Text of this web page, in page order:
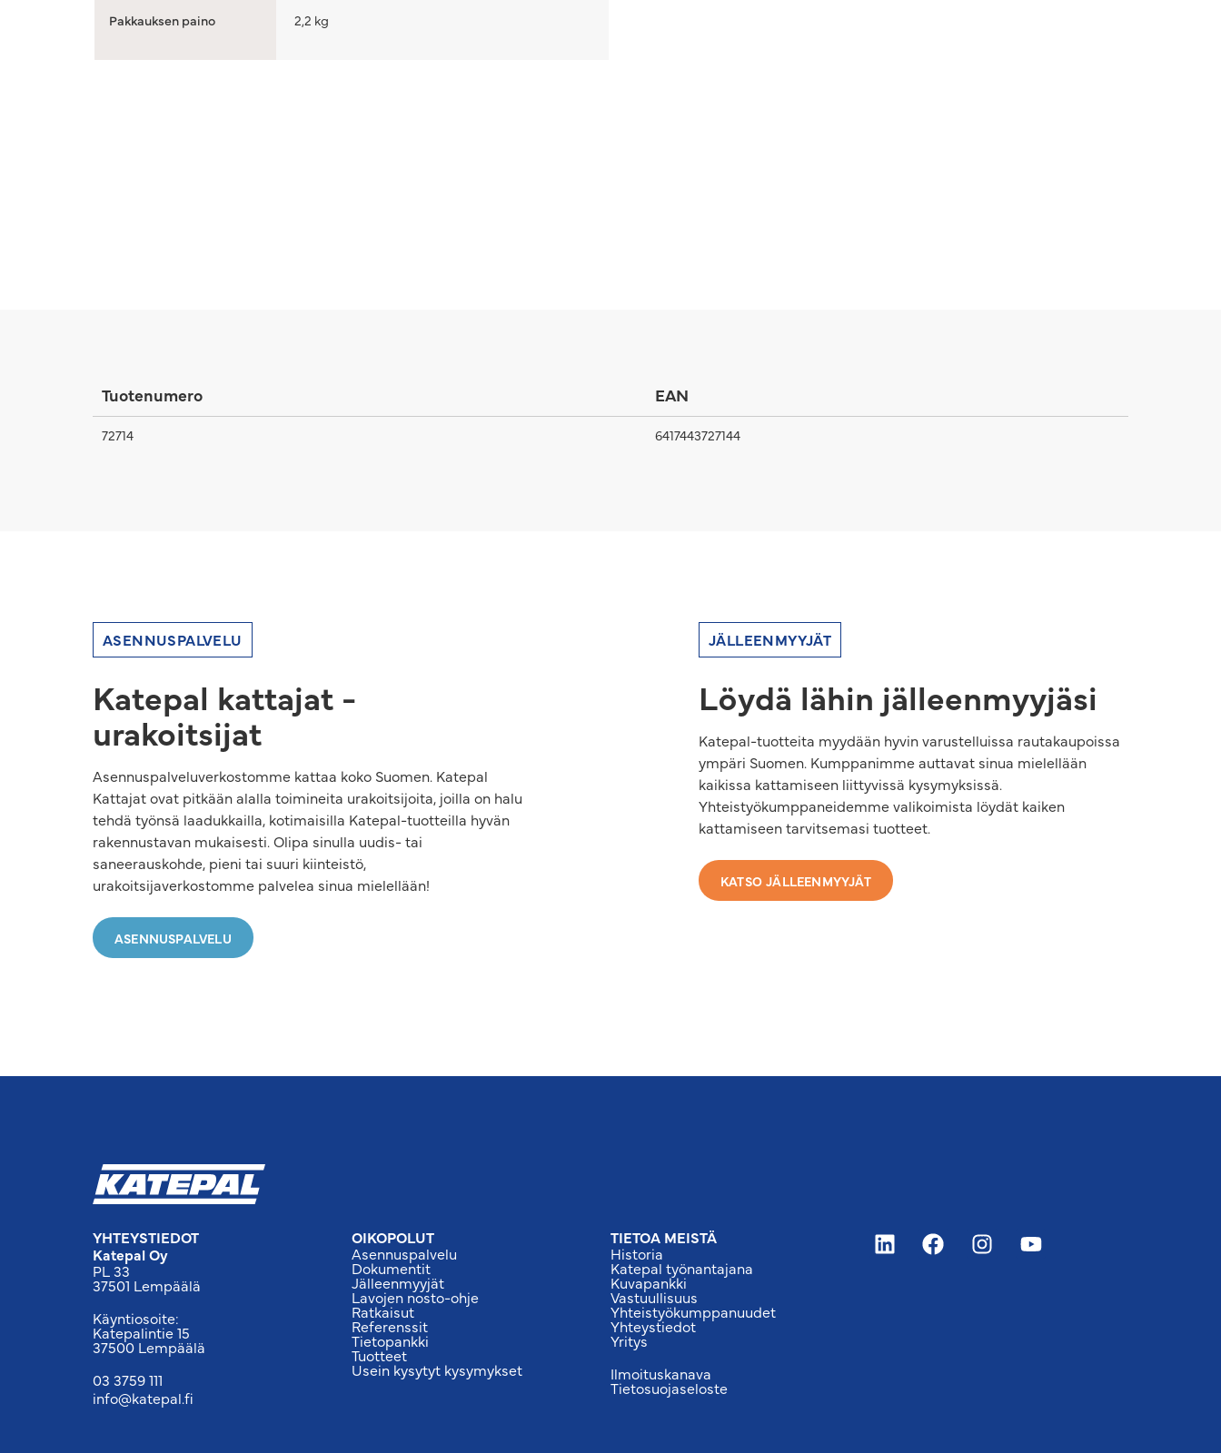
Pakkauksen paino 2,2 kg
Tuotenumero EAN
72714 6417443727144
ASENNUSPALVELU
Katepal kattajat -
urakoitsijat
Asennuspalveluverkostomme kattaa koko Suomen. Katepal
Kattajat ovat pitkään alalla toimineita urakoitsijoita, joilla on halu
tehdä työnsä laadukkailla, kotimaisilla Katepal-tuotteilla hyvän
rakennustavan mukaisesti. Olipa sinulla uudis- tai
saneerauskohde, pieni tai suuri kiinteistö,
urakoitsijaverkostomme palvelea sinua mielellään!
ASENNUSPALVELU
JÄLLEENMYYJÄT
Löydä lähin jälleenmyyjäsi
Katepal-tuotteita myydään hyvin varustelluissa rautakaupoissa
ympäri Suomen. Kumppanimme auttavat sinua mielellään
kaikissa kattamiseen liittyvissä kysymyksissä.
Yhteistyökumppaneidemme valikoimista löydät kaiken
kattamiseen tarvitsemasi tuotteet.
KATSO JÄLLEENMYYJÄT
YHTEYSTIEDOT
Katepal Oy
PL 33
37501 Lempäälä
Käyntiosoite:
Katepalintie 15
37500 Lempäälä
03 3759 111
info@katepal.fi
OIKOPOLUT
Asennuspalvelu
Dokumentit
Jälleenmyyjät
Lavojen nosto-ohje
Ratkaisut
Referenssit
Tietopankki
Tuotteet
Usein kysytyt kysymykset
TIETOA MEISTÄ
Historia
Katepal työnantajana
Kuvapankki
Vastuullisuus
Yhteistyökumppanuudet
Yhteystiedot
Yritys
Ilmoituskanava
Tietosuojaseloste